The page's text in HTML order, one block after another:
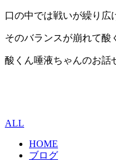
口の中では戦いが繰り広
そのバランスが崩れて酸
酸くん唾液ちゃんのお話
ALL
HOME
ブログ